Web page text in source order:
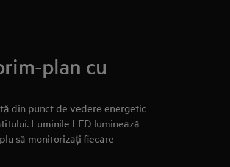
plan cu
din punct de vedere energetic
Luminile LED luminează
să monitorizați fiecare